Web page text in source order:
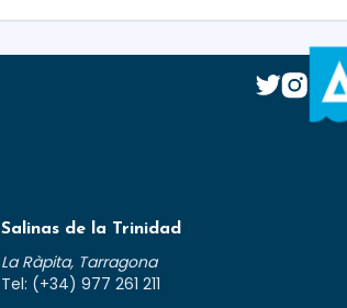
Salinas de la Trinidad
La Ràpita, Tarragona
Tel: (+34) 977 261 211